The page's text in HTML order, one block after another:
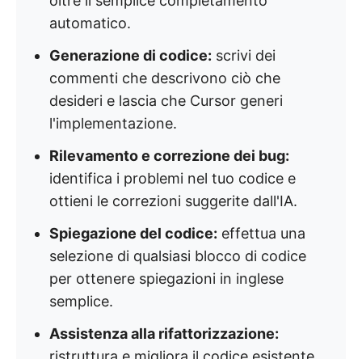
automatico.
Generazione di codice: scrivi dei
commenti che descrivono ciò che
desideri e lascia che Cursor generi
l'implementazione.
Rilevamento e correzione dei bug:
identifica i problemi nel tuo codice e
ottieni le correzioni suggerite dall'IA.
Spiegazione del codice: effettua una
selezione di qualsiasi blocco di codice
per ottenere spiegazioni in inglese
semplice.
Assistenza alla rifattorizzazione: